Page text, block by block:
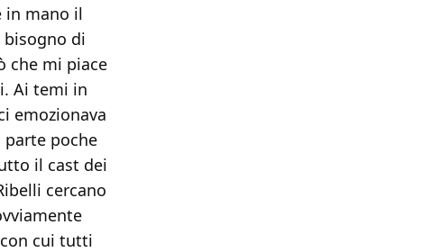
in mano il
bisogno di
che mi piace
Ai temi in
emozionava
parte poche
il cast dei
cercano
cui tutti